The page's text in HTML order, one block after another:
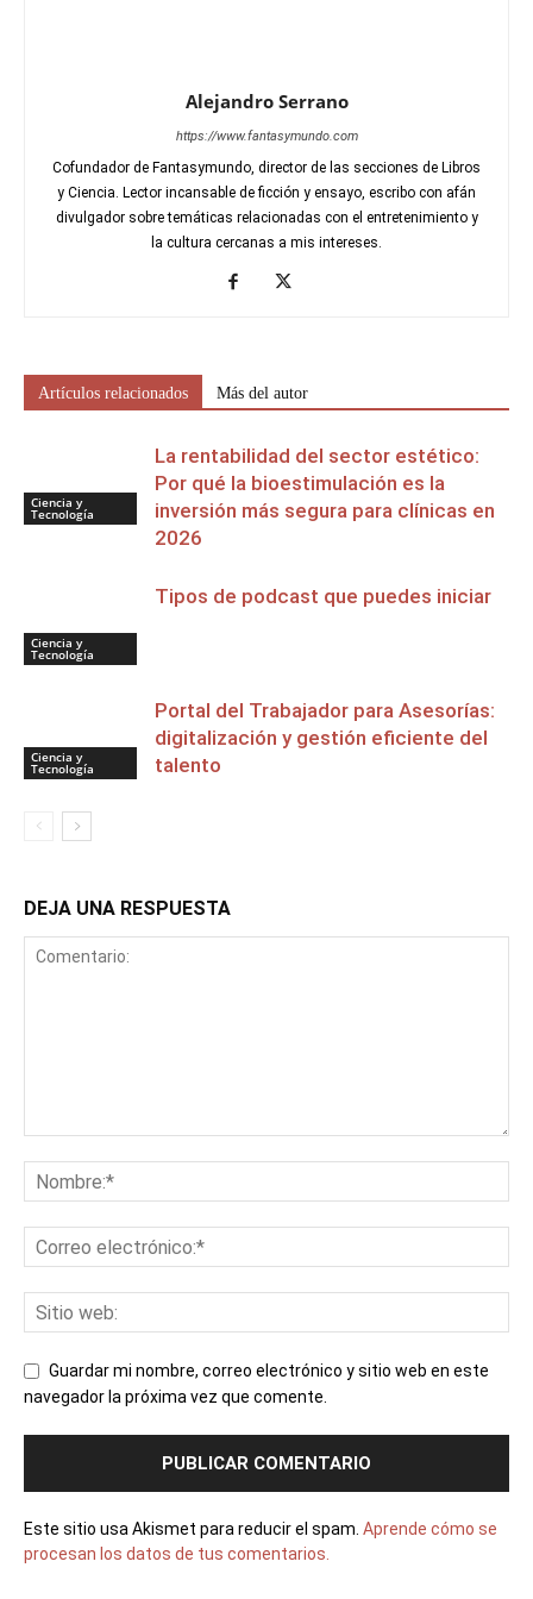
Alejandro Serrano
https://www.fantasymundo.com
Cofundador de Fantasymundo, director de las secciones de Libros
y Ciencia. Lector incansable de ficción y ensayo, escribo con afán
divulgador sobre temáticas relacionadas con el entretenimiento y
la cultura cercanas a mis intereses.
Artículos relacionados Más del autor
Ciencia y
Tecnología
La rentabilidad del sector estético:
Por qué la bioestimulación es la
inversión más segura para clínicas en
2026
Ciencia y
Tecnología
Tipos de podcast que puedes iniciar
Ciencia y
Tecnología
Portal del Trabajador para Asesorías:
digitalización y gestión eficiente del
talento
DEJA UNA RESPUESTA
Guardar mi nombre, correo electrónico y sitio web en este
navegador la próxima vez que comente.
Este sitio usa Akismet para reducir el spam. Aprende cómo se
procesan los datos de tus comentarios.